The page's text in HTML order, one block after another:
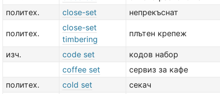
политех.
close-set непрекъснат
политех.
close-set
timbering
плътен крепеж
изч. code set
кодов набор
coffee set
сервиз за кафе
политех.
cold set секач